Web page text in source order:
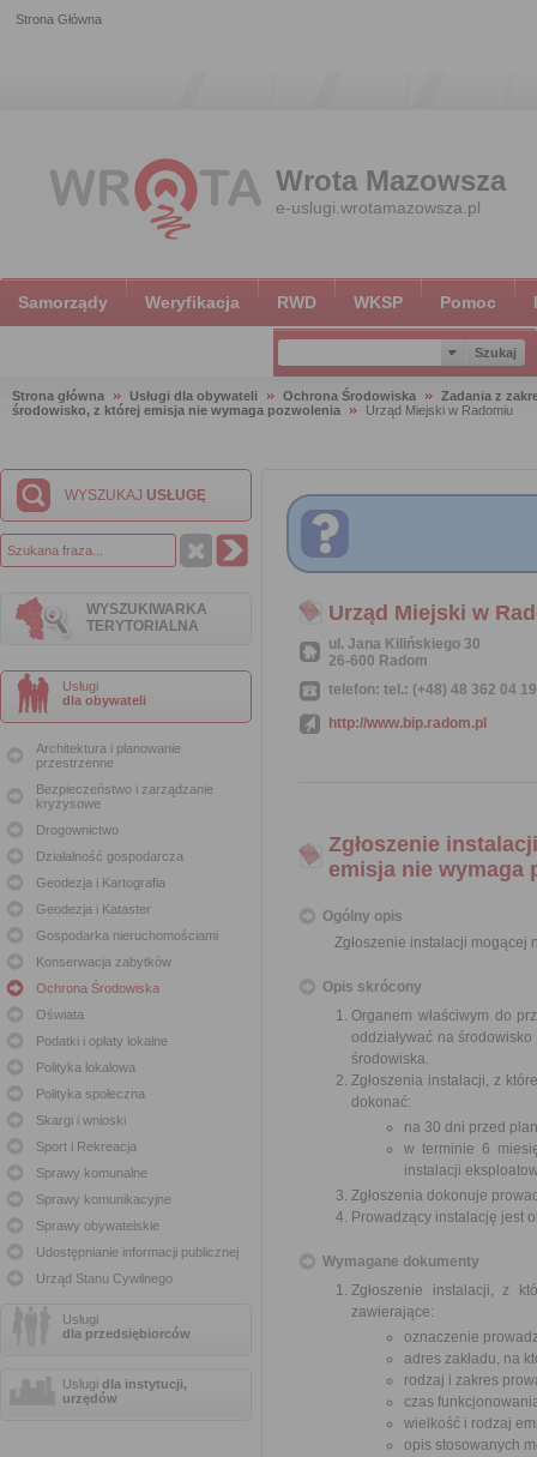
Strona Główna
Wrota Mazowsza
e-uslugi.wrotamazowsza.pl
Samorządy Weryfikacja RWD WKSP Pomoc
Strona główna Usługi dla obywateli Ochrona Środowiska
Zadania z
środowisko, z której emisja nie wymaga pozwolenia
Urząd Miejski w Radomiu
WYSZUKAJ USŁUGĘ
WYSZUKIWARKA
TERYTORIALNA
Usługi
dla obywateli
Architektura i planowanie
przestrzenne
Bezpieczeństwo i zarządzanie
kryzysowe
Drogownictwo
Działalność gospodarcza
Geodezja i Kartografia
Geodezja i Kataster
Gospodarka nieruchomościami
Konserwacja zabytków
Ochrona Środowiska
Oświata
Podatki i opłaty lokalne
Polityka lokalowa
Polityka społeczna
Skargi i wnioski
Sport i Rekreacja
Sprawy komunalne
Sprawy komunikacyjne
Sprawy obywatelskie
Udostępnianie informacji publicznej
Urząd Stanu Cywilnego
Usługi
dla przedsiębiorców
Usługi dla instytucji,
urzędów
Urząd Miejski w
ul. Jana Kilińskiego 30
26-600 Radom
telefon: tel.: (+48) 48 362 04
http://www.bip.radom.pl
Zgłoszenie
emisja nie wymaga
Ogólny opis
Zgłoszenie instalacji mogącej
Opis skrócony
Organem właściwym do
oddziaływać na
środowiska.
Zgłoszenia instalacji, z
dokonać:
na 30 dni przed
w terminie 6
instalacji
Zgłoszenia dokonuje
Prowadzący instalację jest
Wymagane dokumenty
Zgłoszenie instalacji, z
zawierające:
oznaczenie
adres zakładu, na
rodzaj i zakres
czas
wielkość i rodzaj
opis stosowanych